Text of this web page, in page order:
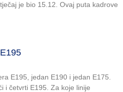
je bio 15.12. Ovaj puta kadrove
E195, jedan E190 i jedan E175.
i četvrti E195. Za koje linije